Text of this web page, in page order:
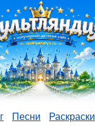
Песни Раскраски